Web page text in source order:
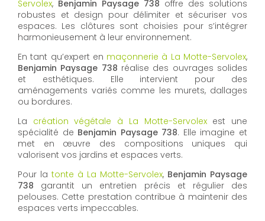
Servolex, Benjamin Paysage 738 offre des solutions
robustes et design pour délimiter et sécuriser vos
espaces. Les clôtures sont choisies pour s’intégrer
harmonieusement à leur environnement.
En tant qu’expert en maçonnerie à La Motte-Servolex,
Benjamin Paysage 738 réalise des ouvrages solides
et esthétiques. Elle intervient pour des
aménagements variés comme les murets, dallages
ou bordures.
La création végétale à La Motte-Servolexest une
spécialité de Benjamin Paysage 738. Elle imagine et
met en œuvre des compositions uniques qui
valorisent vos jardins et espaces verts.
Pour la tonte à La Motte-Servolex, Benjamin Paysage
738 garantit un entretien précis et régulier des
pelouses. Cette prestation contribue à maintenir des
espaces verts impeccables.